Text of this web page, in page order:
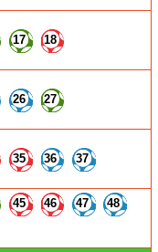
17 18
26 27
35 36 37
45 46 47 48